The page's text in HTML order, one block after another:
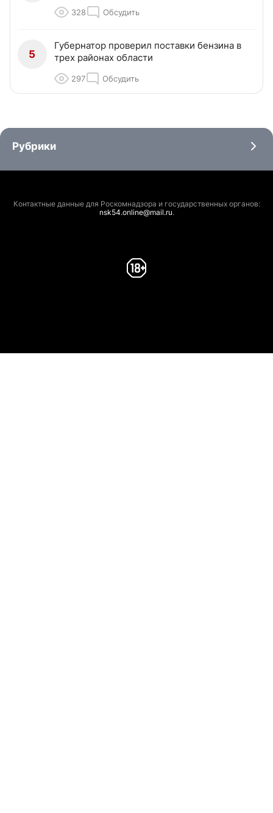
328 Обсудить
5
Губернатор проверил поставки бензина в
трех районах области
297 Обсудить
Рубрики
Контактные данные для Роскомнадзора и государственных органов:
nsk54.online@mail.ru.